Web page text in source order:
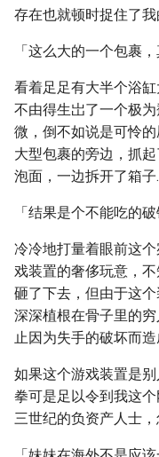
存在也就顿时捉住了我
「这么大的一个包裹
看着足足有大半个浴
不由得生岀了一个极
微，倒不如说是可怜
大型包裹的旁边，抓
泡面，一边拆开了箱子
「结果是个不能吃的破
冷冷地打量着眼前这
戏装置的奢侈玩意，
砸了下去，但由于这
深深植根在骨子里的
止因为失手的破坏而造
如果这个游戏装置是
拳可是足以令到我这
三世纪的负资产人士